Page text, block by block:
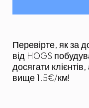
Перевірте, як за
від HOGS
досягати
вище 1.5€/км!